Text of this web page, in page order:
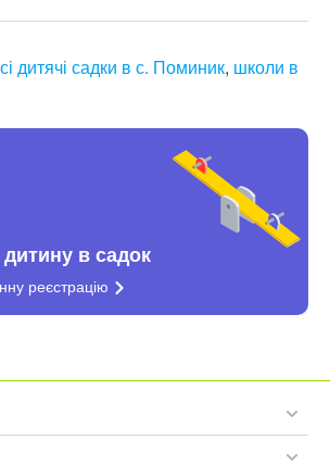
дитячі садки в с. Поминик, школи в
в садок
реєстрацію